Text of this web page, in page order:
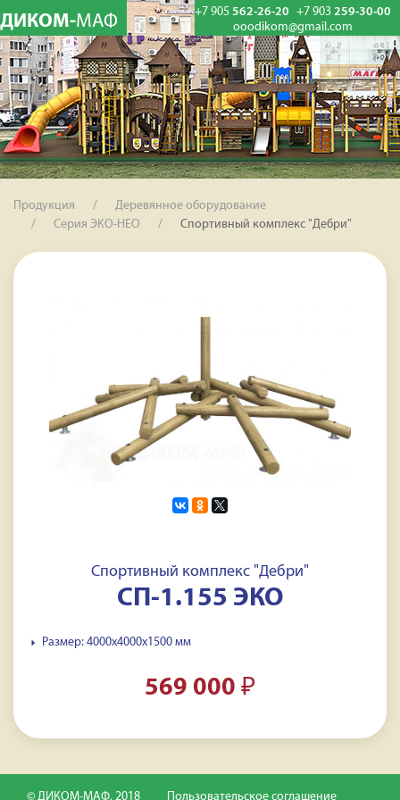
ДИКОМ-МАФ +7 905 562-26-20 +7 903 259-30-00
ooodikom@gmail.com
Продукция
Деревянное оборудование
Серия ЭКО-НЕО
Спортивный комплекс "Дебри"
Спортивный комплекс "Дебри"
СП-1.155 ЭКО
Размер: 4000x4000x1500 мм
569 000 ₽
© ДИКОМ-МАФ, 2018 Пользовательское соглашение